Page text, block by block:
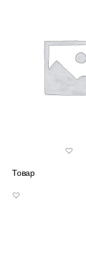
Товар